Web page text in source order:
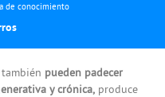
de conocimiento
también pueden padecer
y crónica, produce